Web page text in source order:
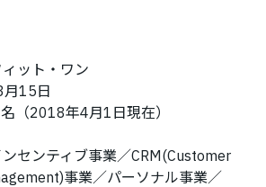
ット・ワン
15日
（2018年4月1日現在）
センティブ事業／CRM(Customer
事業／パーソナル事業／